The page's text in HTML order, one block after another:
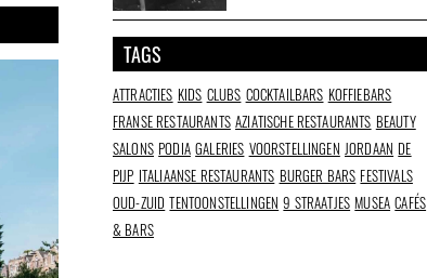
TAGS
ATTRACTIES KIDS CLUBS COCKTAILBARS KOFFIEBARS
FRANSE RESTAURANTS AZIATISCHE RESTAURANTS BEAUTY
SALONS PODIA GALERIES VOORSTELLINGEN JORDAAN DE
PIJP ITALIAANSE RESTAURANTS BURGER BARS FESTIVALS
OUD-ZUID TENTOONSTELLINGEN 9 STRAATJES MUSEA CAFÉS
& BARS